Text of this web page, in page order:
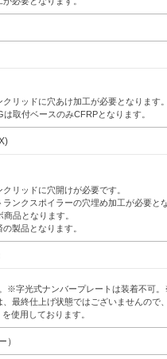
リッドに穴あけ加工が必要となります。
取付ベースのみCFRPとなります。
リッドに穴開けが必要です。
ンクスポイラーの穴埋め加工が必要と
品となります。
製品となります。
※字光式ナンバープレートは装着不可。
最終仕上げ状態ではございませんので
使用しております。
）